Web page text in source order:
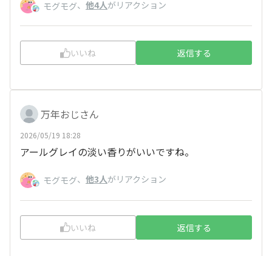
モグモグ、 他4人がリアクション
いいね 返信する
万年おじさん
2026/05/19 18:28
アールグレイの淡い香りがいいですね。
モグモグ、 他3人がリアクション
いいね 返信する